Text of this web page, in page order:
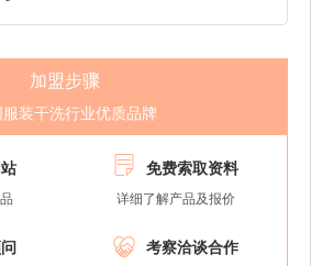
加盟步骤
装干洗行业优质品牌
 免费索取资料
详细了解产品及报价
 考察洽谈合作